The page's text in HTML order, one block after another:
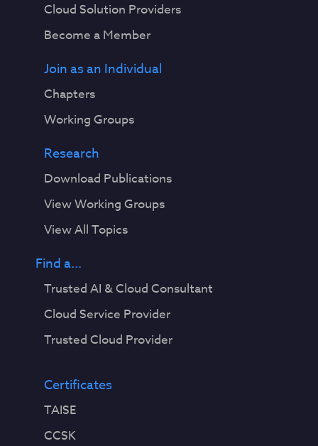
Cloud Solution Providers
Become a Member
Join as an Individual
Chapters
Working Groups
Research
Download Publications
View Working Groups
View All Topics
Find a...
Trusted AI & Cloud Consultant
Cloud Service Provider
Trusted Cloud Provider
Certificates
TAISE
CCSK